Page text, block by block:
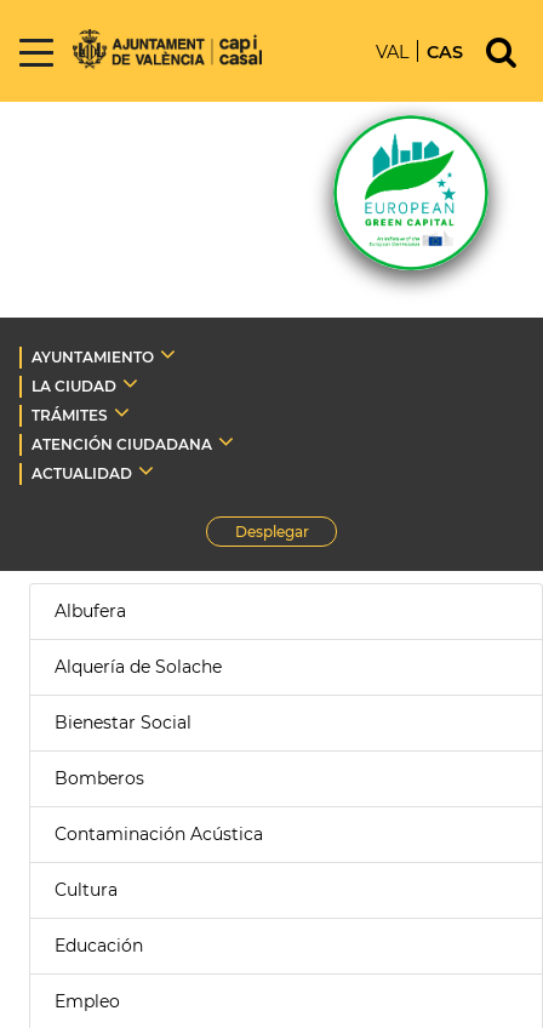
VAL CAS
AYUNTAMIENTO
LA CIUDAD
TRÁMITES
ATENCIÓN CIUDADANA
ACTUALIDAD
Desplegar
Albufera
Alquería de Solache
Bienestar Social
Bomberos
Contaminación Acústica
Cultura
Educación
Empleo